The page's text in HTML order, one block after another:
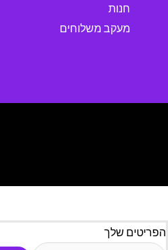
חנות
מעקב משלוחים
הפריטים שלך